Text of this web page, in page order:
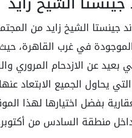
جينستا الشيخ زايد من
في غرب القاهرة،
بعيد عن الازدحام المروري
يحاول الجميع الابتعاد
بفضل اختيارها لهذا
منطقة السادس من